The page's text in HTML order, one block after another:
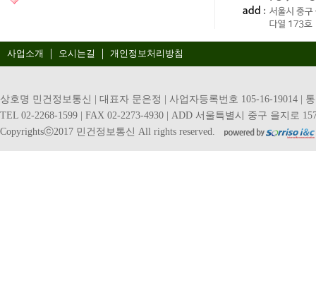
사업소개 오시는길 개인정보처리방침
상호명 민건정보통신 | 대표자 문은정 | 사업자등록번호 105-16-19014 |
TEL 02-2268-1599 | FAX 02-2273-4930 | ADD 서울특별시 중구 을지로
Copyrightsⓒ2017 민건정보통신 All rights reserved.